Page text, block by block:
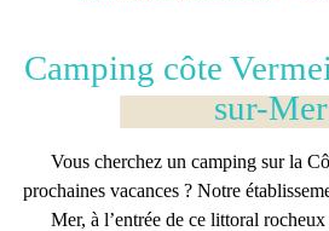
Camping côte
sur-Mer
Vous cherchez un camping sur la
prochaines vacances ? Notre
Mer, à l’entrée de ce littoral rocheux